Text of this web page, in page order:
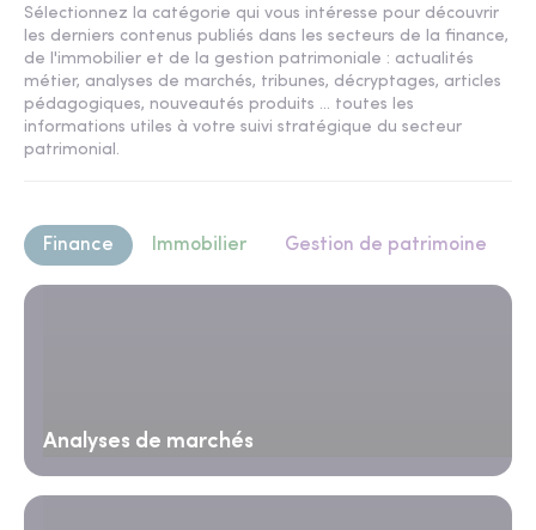
Sélectionnez la catégorie qui vous intéresse pour découvrir
les derniers contenus publiés dans les secteurs de la finance,
de l'immobilier et de la gestion patrimoniale : actualités
métier, analyses de marchés, tribunes, décryptages, articles
pédagogiques, nouveautés produits ... toutes les
informations utiles à votre suivi stratégique du secteur
patrimonial.
Finance Immobilier Gestion de patrimoine
Analyses de marchés